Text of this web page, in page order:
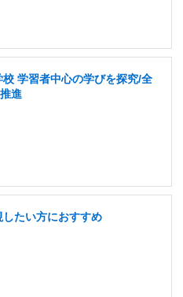
学習者中心の学びを探究/全
進
たい方におすすめ